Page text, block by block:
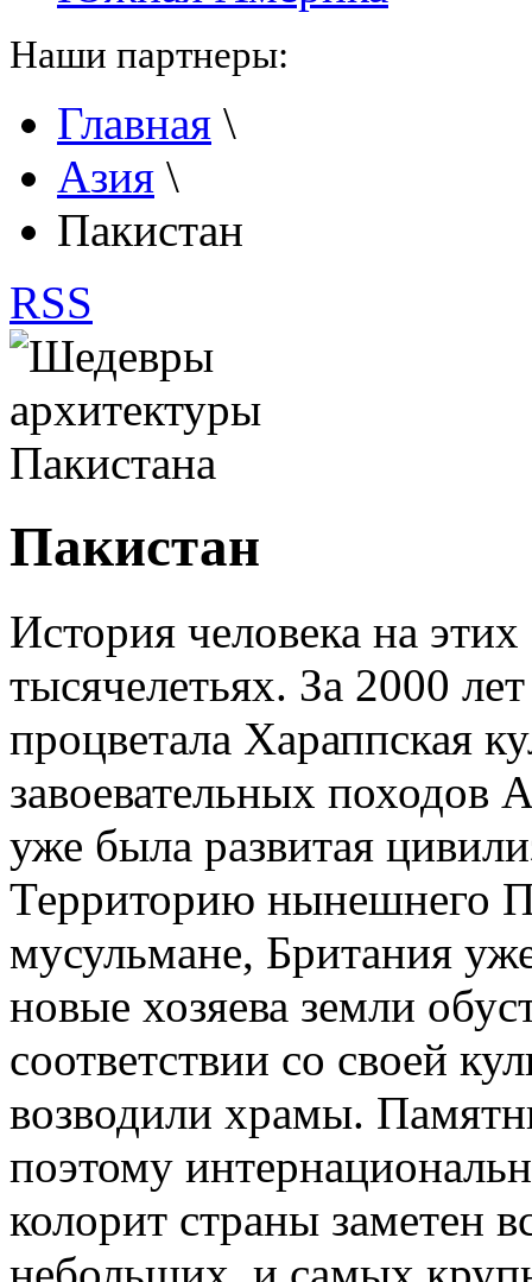
Наши партнеры:
Главная \
Азия \
Пакистан
RSS
Пакистан
История человека на этих
тысячелетьях. За 2000
процветала Хараппская
завоевательных походов
уже была развитая
Территорию нынешнего
мусульмане, Британия
новые хозяева земли
соответствии со своей
возводили храмы.
поэтому
колорит страны заметен